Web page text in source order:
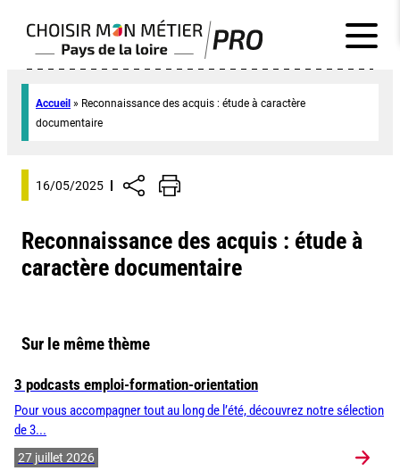
Accueil » Reconnaissance des acquis : étude à caractère
documentaire
16/05/2025
Reconnaissance des acquis : étude à
caractère documentaire
Sur le même thème
3 podcasts emploi-formation-orientation
Pour vous accompagner tout au long de l’été, découvrez notre sélection
de 3...
27 juillet 2026